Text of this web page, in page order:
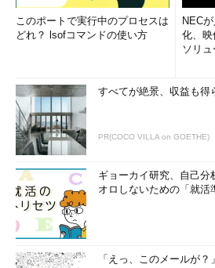
このポートで実行中のプロセスは
どれ？ lsofコマンドの使い方
NEC
化、映
ソリ
すべてが絶景、収益も得
PR(COCO VILLA on GOETHE)
ギョーカイ研究、自己
オロしないための「就活
「えっ、このメールが